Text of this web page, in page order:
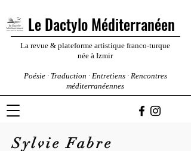
Le Dactylo Méditerranéen
La revue & plateforme artistique franco-turque
née à Izmir
Poésie · Traduction · Entretiens · Rencontres
méditerranéennes
Sylvie Fabre